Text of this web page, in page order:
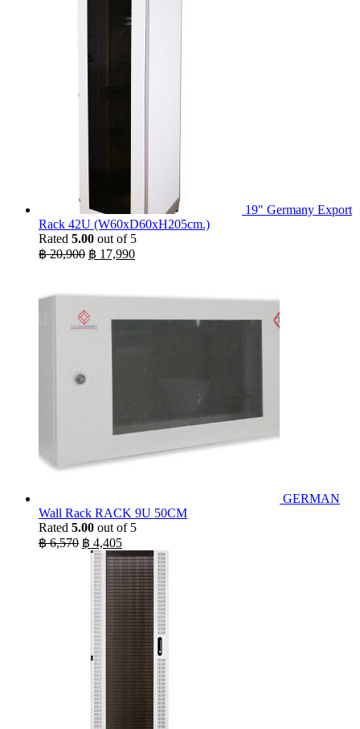
19" Germany Export
Rack 42U (W60xD60xH205cm.)
Rated 5.00 out of 5
฿20,900 Original
฿ 20,900.
฿ 17,990Current
฿ 17,990.
GERMAN
Wall Rack RACK 9U 50CM
Rated 5.00 out of 5
฿6,570 Original
price
was:
฿ 6,570.
฿ 4,405Current
price
is:
฿ 4,405.